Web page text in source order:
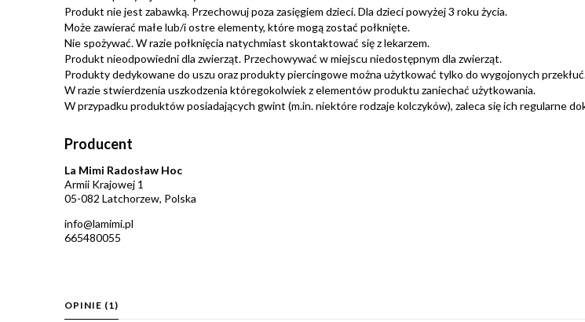
Produkt nie jest zabawką. Przechowuj poza zasięgiem dzieci. Dla dzieci powyżej 3 roku życia.
Może zawierać małe lub/i ostre elementy, które mogą zostać połknięte.
Nie spożywać. W razie połknięcia natychmiast skontaktować się z lekarzem.
Produkt nieodpowiedni dla zwierząt. Przechowywać w miejscu niedostępnym dla zwierząt.
Produkty dedykowane do uszu oraz produkty piercingowe można użytkować tylko do wygojonych
W razie stwierdzenia uszkodzenia któregokolwiek z elementów produktu zaniechać użytkowania.
W przypadku produktów posiadających gwint (m.in. niektóre rodzaje kolczyków), zaleca się ich regularne
Producent
La Mimi Radosław Hoc
Armii Krajowej 1
05-082 Latchorzew, Polska
info@lamimi.pl
665480055
OPINIE (1)